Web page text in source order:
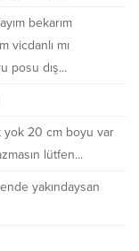
bekarım
vicdanlı mı
posu dış...
yok 20 cm boyu var
lütfen...
yakındaysan